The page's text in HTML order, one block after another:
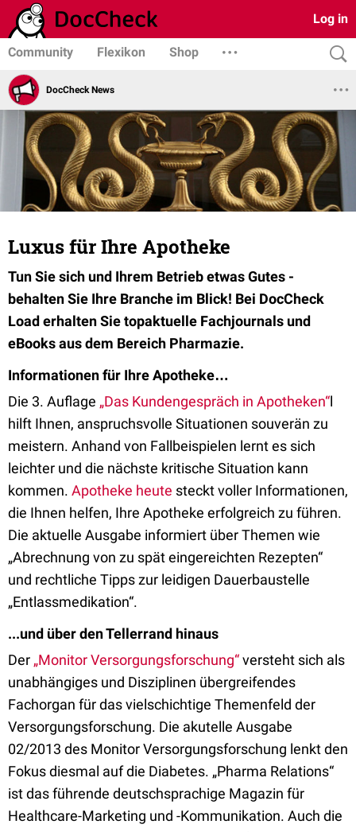
Log in
Community Flexikon Shop
DocCheck News
Luxus für Ihre Apotheke
Tun Sie sich und Ihrem Betrieb etwas Gutes -
behalten Sie Ihre Branche im Blick! Bei DocCheck
Load erhalten Sie topaktuelle Fachjournals und
eBooks aus dem Bereich Pharmazie.
Informationen für Ihre Apotheke…
Die 3. Auflage „Das Kundengespräch in Apotheken“l
hilft Ihnen, anspruchsvolle Situationen souverän zu
meistern. Anhand von Fallbeispielen lernt es sich
leichter und die nächste kritische Situation kann
kommen. Apotheke heute steckt voller Informationen,
die Ihnen helfen, Ihre Apotheke erfolgreich zu führen.
Die aktuelle Ausgabe informiert über Themen wie
„Abrechnung von zu spät eingereichten Rezepten“
und rechtliche Tipps zur leidigen Dauerbaustelle
„Entlassmedikation“.
...und über den Tellerrand hinaus
Der „Monitor Versorgungsforschung“versteht sich als
unabhängiges und Disziplinen übergreifendes
Fachorgan für das vielschichtige Themenfeld der
Versorgungsforschung. Die akutelle Ausgabe
02/2013 des Monitor Versorgungsforschung lenkt den
Fokus diesmal auf die Diabetes. „Pharma Relations“
ist das führende deutschsprachige Magazin für
Healthcare-Marketing und -Kommunikation. Auch die